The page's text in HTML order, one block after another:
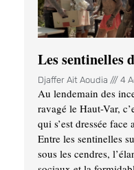
Les sentinelles
Djaffer Ait Aoudia 4
Au lendemain des
ravagé le Haut-Var,
qui s’est dressée
Entre les sentinelles
sous les cendres,